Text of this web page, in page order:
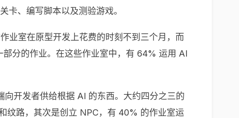
卡、编写脚本以及测验游戏。
业室在原型开发上花费的时刻不到三个月，而
分的作业。在这些作业室中，有 64% 运用 AI
开发者供给根据 AI 的东西。大约四分之三的
纹路，其次是创立 NPC，有 40% 的作业室运